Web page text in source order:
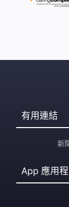
有用連結
新
App 應用